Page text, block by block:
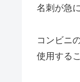
名刺が急
コンビニ
使用する